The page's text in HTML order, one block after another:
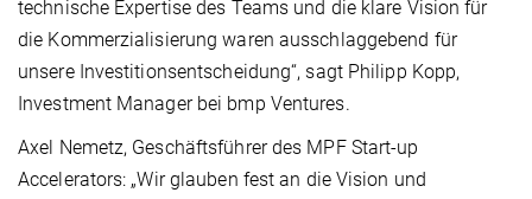
technische Expertise des Teams und die klare Vision für
die Kommerzialisierung waren ausschlaggebend für
unsere Investitionsentscheidung“, sagt Philipp Kopp,
Investment Manager bei bmp Ventures.
Axel Nemetz, Geschäftsführer des MPF Start-up
Accelerators: „Wir glauben fest an die Vision und